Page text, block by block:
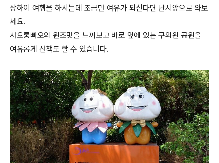
상하이 여행을 하시는데 조금만 여유가 되신다면 난시앙으로 와보
세요.
샤오롱빠오의 원조맛을 느껴보고 바로 옆에 있는 구의원 공원을
여유롭게 산책도 할 수 있습니다.